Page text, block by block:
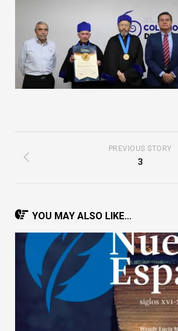
PREVIOUS STORY
3
YOU MAY ALSO LIKE...